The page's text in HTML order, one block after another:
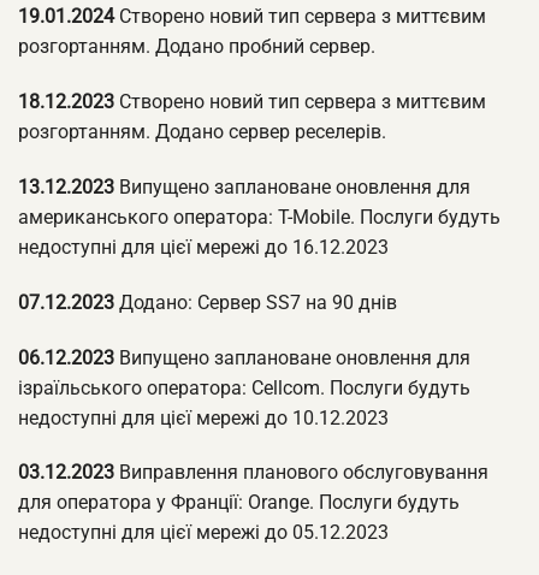
19.01.2024Створено новий тип сервера з миттєвим
розгортанням. Додано пробний сервер.
18.12.2023 Створено новий тип сервера з миттєвим
розгортанням. Додано сервер реселерів.
13.12.2023 Випущено заплановане оновлення для
американського оператора: T-Mobile. Послуги будуть
недоступні для цієї мережі до 16.12.2023
07.12.2023 Додано: Сервер SS7 на 90 днів
06.12.2023 Випущено заплановане оновлення для
ізраїльського оператора: Cellcom. Послуги будуть
недоступні для цієї мережі до 10.12.2023
03.12.2023 Виправлення планового обслуговування
для оператора у Франції: Orange. Послуги будуть
недоступні для цієї мережі до 05.12.2023